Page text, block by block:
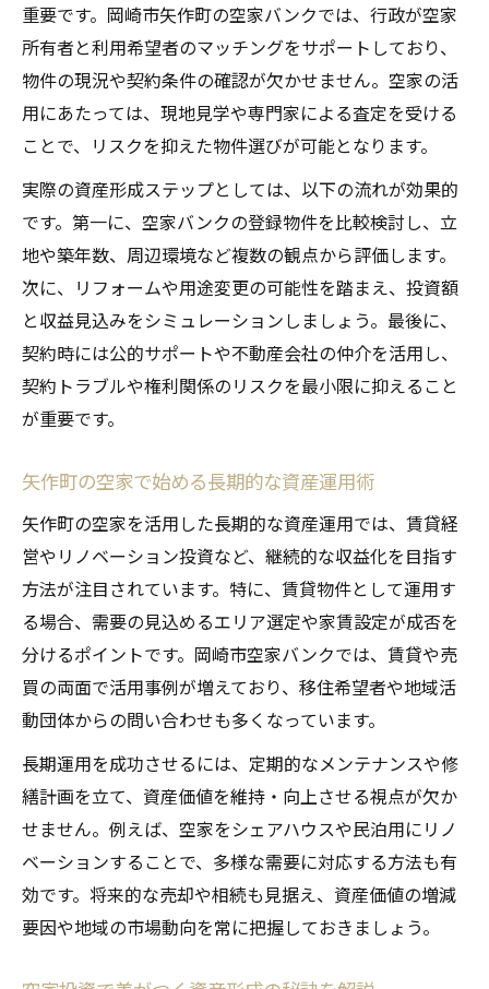
重要です。岡崎市矢作町の空家バンクでは、行政が空家
所有者と利用希望者のマッチングをサポートしており、
物件の現況や契約条件の確認が欠かせません。空家の活
用にあたっては、現地見学や専門家による査定を受ける
ことで、リスクを抑えた物件選びが可能となります。
実際の資産形成ステップとしては、以下の流れが効果的
です。第一に、空家バンクの登録物件を比較検討し、立
地や築年数、周辺環境など複数の観点から評価します。
次に、リフォームや用途変更の可能性を踏まえ、投資額
と収益見込みをシミュレーションしましょう。最後に、
契約時には公的サポートや不動産会社の仲介を活用し、
契約トラブルや権利関係のリスクを最小限に抑えること
が重要です。
矢作町の空家で始める長期的な資産運用術
矢作町の空家を活用した長期的な資産運用では、賃貸経
営やリノベーション投資など、継続的な収益化を目指す
方法が注目されています。特に、賃貸物件として運用す
る場合、需要の見込めるエリア選定や家賃設定が成否を
分けるポイントです。岡崎市空家バンクでは、賃貸や売
買の両面で活用事例が増えており、移住希望者や地域活
動団体からの問い合わせも多くなっています。
長期運用を成功させるには、定期的なメンテナンスや修
繕計画を立て、資産価値を維持・向上させる視点が欠か
せません。例えば、空家をシェアハウスや民泊用にリノ
ベーションすることで、多様な需要に対応する方法も有
効です。将来的な売却や相続も見据え、資産価値の増減
要因や地域の市場動向を常に把握しておきましょう。